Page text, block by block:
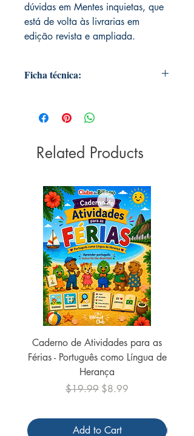
dúvidas em Mentes inquietas, que
está de volta às livrarias em
edição revista e ampliada.
Ficha técnica:
novembro 2014)
Idioma ‏ : ‎ Português
ISBN-13 ‏ : ‎ 978-8525058393
Dimensões ‏ : ‎ 15.24 x 1.63 x 22.86
Related Products
Caderno de Atividades para as
Férias - Português como Língua de
Herança
Regular Price
$19.99 Sale Price
$8.99
Add to Cart